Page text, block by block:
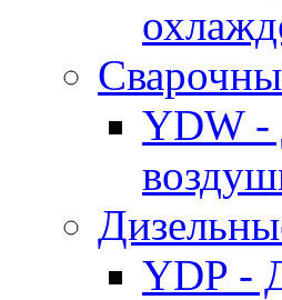
YDW -
YDP -